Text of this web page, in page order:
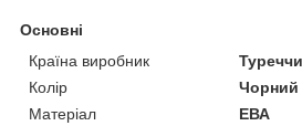
Основні
Країна виробник
Колір
Чорний
Матеріал
ЕВА